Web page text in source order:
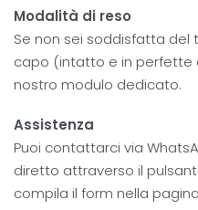
Modalità di reso
Se non sei soddisfatta del
capo (intatto e in perfette
nostro modulo dedicato.
Assistenza
Puoi contattarci via
diretto attraverso il
compila il form nella